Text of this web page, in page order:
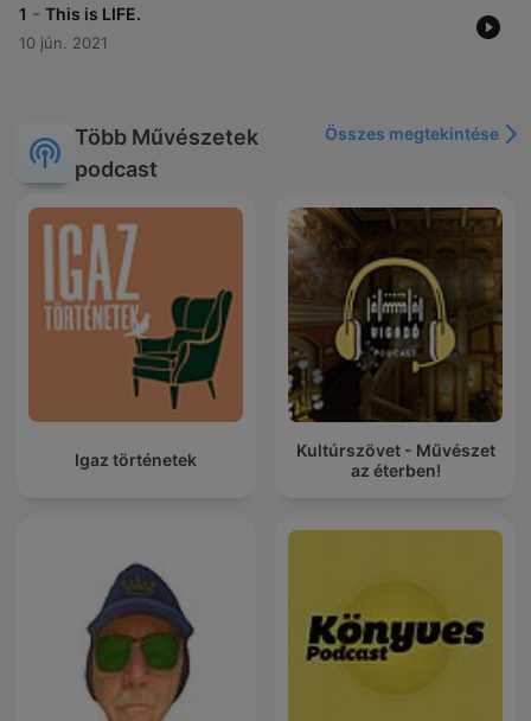
1 - This is LIFE.
10 jún. 2021
Több Művészetek
podcast
Összes megtekintése
Igaz történetek
Kultúrszövet - Művészet
az éterben!